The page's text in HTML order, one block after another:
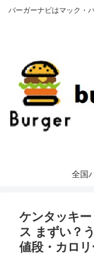
バーガーナビはマック・
全国
ケンタッキ
ス まずい？
値段・カロ